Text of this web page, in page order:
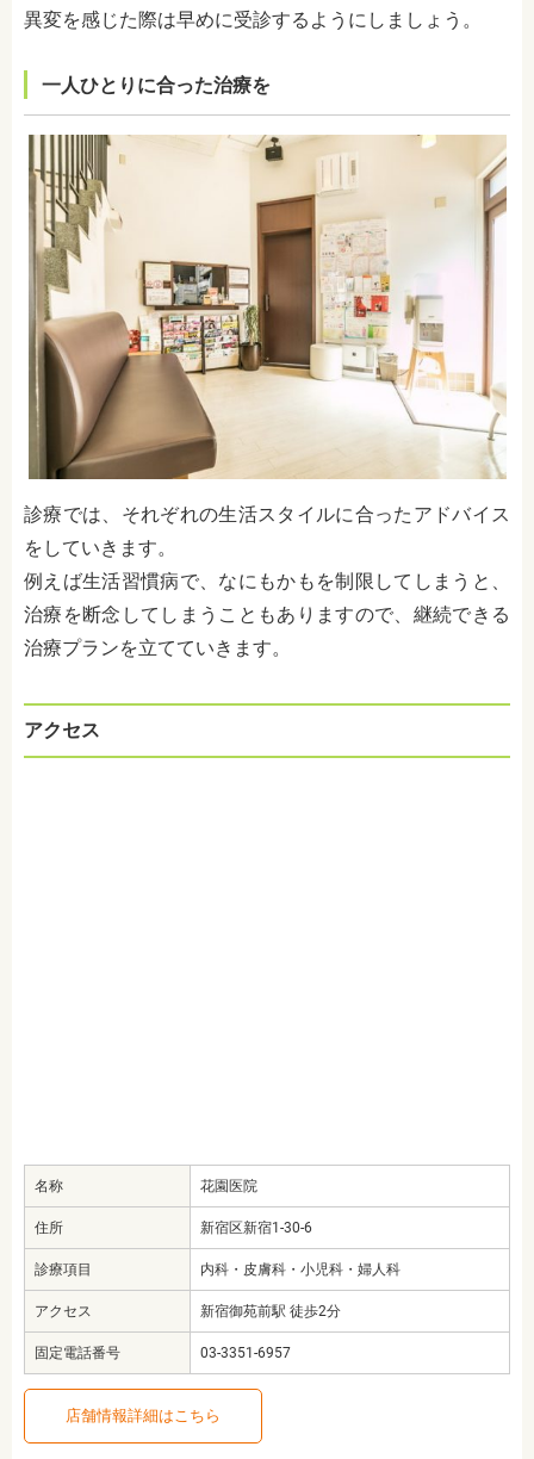
異変を感じた際は早めに受診するようにしましょう。
一人ひとりに合った治療を
診療では、それぞれの生活スタイルに合ったアドバイス
をしていきます。
例えば生活習慣病で、なにもかもを制限してしまうと、
治療を断念してしまうこともありますので、継続できる
治療プランを立てていきます。
アクセス
名称 花園医院
住所 新宿区新宿1-30-6
診療項目 内科・皮膚科・小児科・婦人科
アクセス 新宿御苑前駅 徒歩2分
固定電話番号 03-3351-6957
店舗情報詳細はこちら